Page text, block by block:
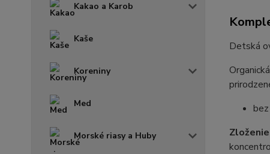
Kakao a Karob
Kaše
Koreniny
Med
Morské riasy a Huby
Detská
Zloženie